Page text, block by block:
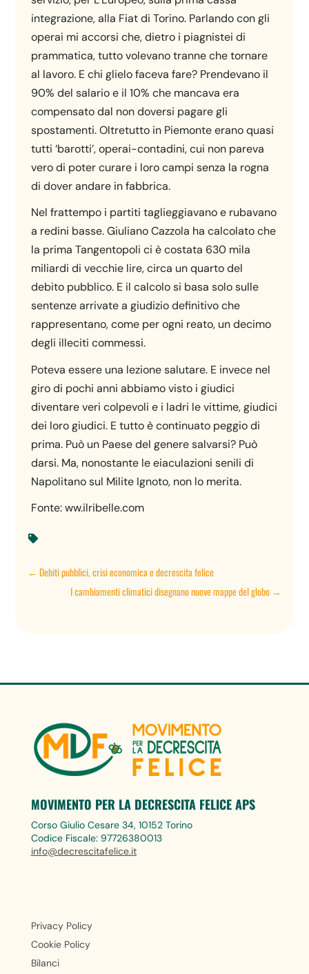
integrazione, alla Fiat di Torino. Parlando con gli
operai mi accorsi che, dietro i piagnistei di
prammatica, tutto volevano tranne che tornare
al lavoro. E chi glielo faceva fare? Prendevano il
90% del salario e il 10% che mancava era
compensato dal non doversi pagare gli
spostamenti. Oltretutto in Piemonte erano quasi
tutti ‘barotti’, operai-contadini, cui non pareva
vero di poter curare i loro campi senza la rogna
di dover andare in fabbrica.
Nel frattempo i partiti taglieggiavano e rubavano
a redini basse. Giuliano Cazzola ha calcolato che
la prima Tangentopoli ci è costata 630 mila
miliardi di vecchie lire, circa un quarto del
debito pubblico. E il calcolo si basa solo sulle
sentenze arrivate a giudizio definitivo che
rappresentano, come per ogni reato, un decimo
degli illeciti commessi.
Poteva essere una lezione salutare. E invece nel
giro di pochi anni abbiamo visto i giudici
diventare veri colpevoli e i ladri le vittime, giudici
dei loro giudici. E tutto è continuato peggio di
prima. Può un Paese del genere salvarsi? Può
darsi. Ma, nonostante le eiaculazioni senili di
Napolitano sul Milite Ignoto, non lo merita.
Fonte: ww.ilribelle.com

←Debiti pubblici, crisi economica e decrescita felice
I cambiamenti climatici disegnano nuove mappe del globo→
MOVIMENTO PER LA DECRESCITA FELICE APS
Corso Giulio Cesare 34, 10152 Torino
Codice Fiscale: 97726380013
info@decrescitafelice.it
Privacy Policy
Cookie Policy
Bilanci